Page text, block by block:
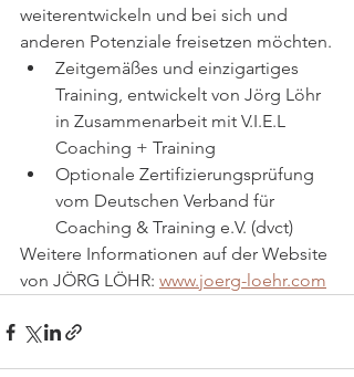
weiterentwickeln und bei sich und
anderen Potenziale freisetzen möchten.
Zeitgemäßes und einzigartiges
Training, entwickelt von Jörg Löhr
in Zusammenarbeit mit V.I.E.L
Coaching + Training
Optionale Zertifizierungsprüfung
vom Deutschen Verband für
Coaching & Training e.V. (dvct)
Weitere Informationen auf der Website
von JÖRG LÖHR: www.joerg-loehr.com